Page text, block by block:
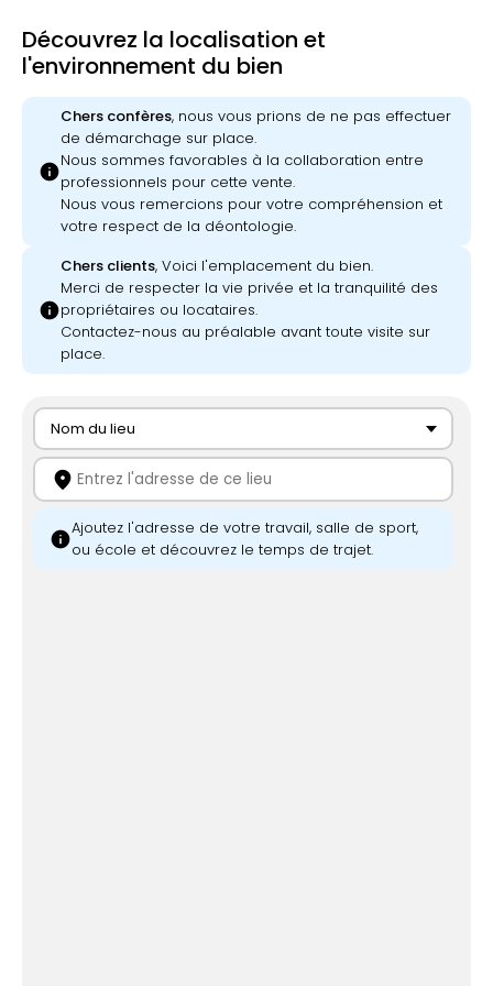
Découvrez la localisation et
l'environnement du bien
info
Chers confères, nous vous prions de ne pas effectuer
de démarchage sur place.
Nous sommes favorables à la collaboration entre
professionnels pour cette vente.
Nous vous remercions pour votre compréhension et
votre respect de la déontologie.
info
Chers clients, Voici l'emplacement du bien.
Merci de respecter la vie privée et la tranquilité des
propriétaires ou locataires.
Contactez-nous au préalable avant toute visite sur
place.
Nom du lieu
location_on
infoAjoutez l'adresse de votre travail, salle de sport,
ou école et découvrez le temps de trajet.